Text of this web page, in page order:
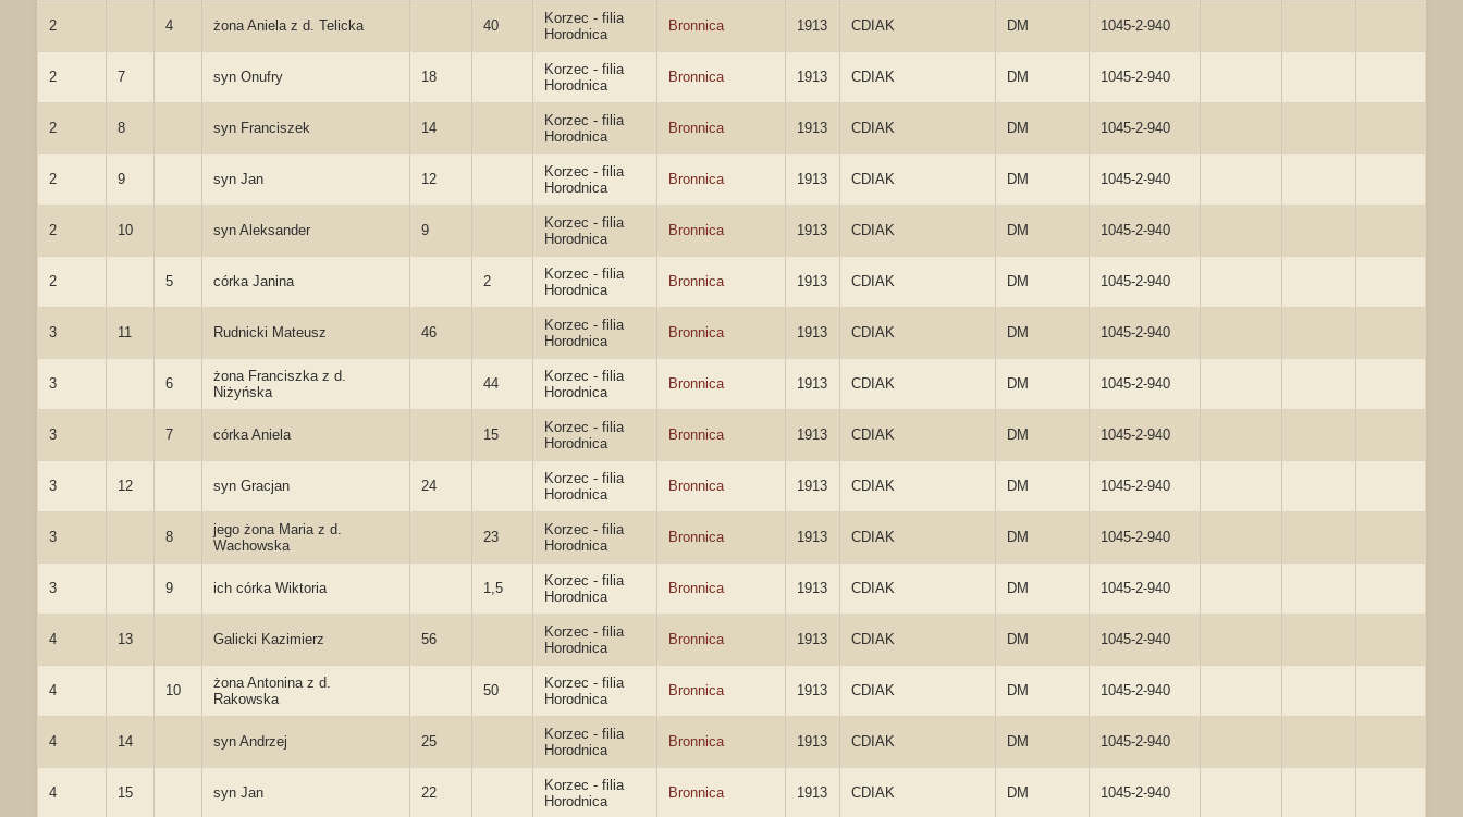
2 4 żona Aniela z d. Telicka 40
Korzec - filia
Horodnica
Bronnica 1913 CDIAK DM 1045-2-940
2 7 syn Onufry 18
Korzec - filia
Horodnica
Bronnica 1913 CDIAK DM 1045-2-940
2 8 syn Franciszek 14
Korzec - filia
Horodnica
Bronnica 1913 CDIAK DM 1045-2-940
2 9 syn Jan 12
Korzec - filia
Horodnica
Bronnica 1913 CDIAK DM 1045-2-940
2 10 syn Aleksander 9
Korzec - filia
Horodnica
Bronnica 1913 CDIAK DM 1045-2-940
2 5 córka Janina 2
Korzec - filia
Horodnica
Bronnica 1913 CDIAK DM 1045-2-940
3 11 Rudnicki Mateusz 46
Korzec - filia
Horodnica
Bronnica 1913 CDIAK DM 1045-2-940
3 6
żona Franciszka z d.
Niżyńska
44
Korzec - filia
Horodnica
Bronnica 1913 CDIAK DM 1045-2-940
3 7 córka Aniela 15
Korzec - filia
Horodnica
Bronnica 1913 CDIAK DM 1045-2-940
3 12 syn Gracjan 24
Korzec - filia
Horodnica
Bronnica 1913 CDIAK DM 1045-2-940
3 8
jego żona Maria z d.
Wachowska
23
Korzec - filia
Horodnica
Bronnica 1913 CDIAK DM 1045-2-940
3 9 ich córka Wiktoria 1,5
Korzec - filia
Horodnica
Bronnica 1913 CDIAK DM 1045-2-940
4 13 Galicki Kazimierz 56
Korzec - filia
Horodnica
Bronnica 1913 CDIAK DM 1045-2-940
4 10
żona Antonina z d.
Rakowska
50
Korzec - filia
Horodnica
Bronnica 1913 CDIAK DM 1045-2-940
4 14 syn Andrzej 25
Korzec - filia
Horodnica
Bronnica 1913 CDIAK DM 1045-2-940
4 15 syn Jan 22
Korzec - filia
Horodnica
Bronnica 1913 CDIAK DM 1045-2-940